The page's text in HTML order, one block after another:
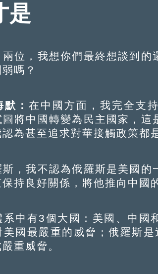
是
兩位，我想你們最終想談到的
嗎？
默：在中國方面，我完全支
將中國轉變為民主國家，這
為甚至追求對華接觸政策都
我不認為俄羅斯是美國的
持良好關係，將他推向中國
有3個大國：美國、中國
美國最嚴重的威脅；俄羅斯
重威脅。